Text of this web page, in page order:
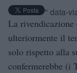
" data-
La
ulteriormente il
solo rispetto alla
confermerebbe (i